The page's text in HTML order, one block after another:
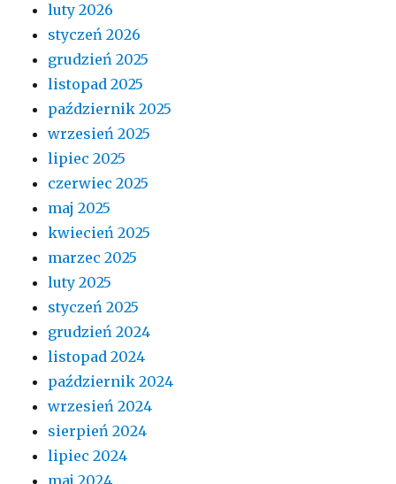
luty 2026
styczeń 2026
grudzień 2025
listopad 2025
październik 2025
wrzesień 2025
lipiec 2025
czerwiec 2025
maj 2025
kwiecień 2025
marzec 2025
luty 2025
styczeń 2025
grudzień 2024
listopad 2024
październik 2024
wrzesień 2024
sierpień 2024
lipiec 2024
maj 2024